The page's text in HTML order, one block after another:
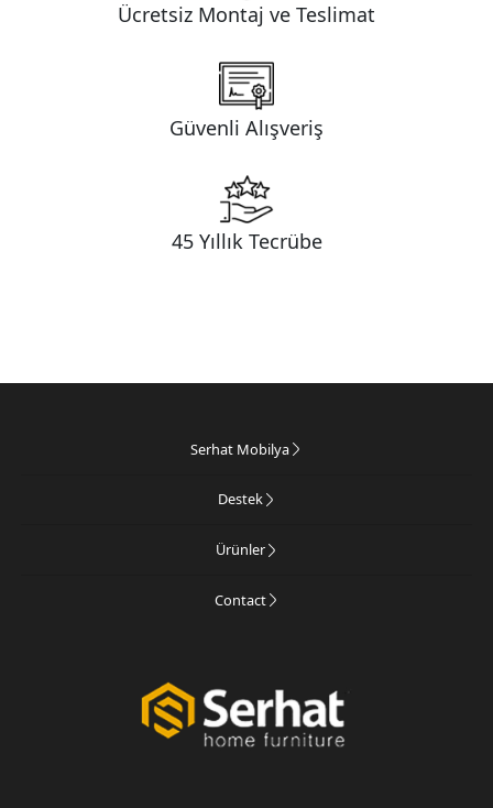
Ücretsiz Montaj ve Teslimat
Güvenli Alışveriş
45 Yıllık Tecrübe
Serhat Mobilya
Destek
Ürünler
Contact